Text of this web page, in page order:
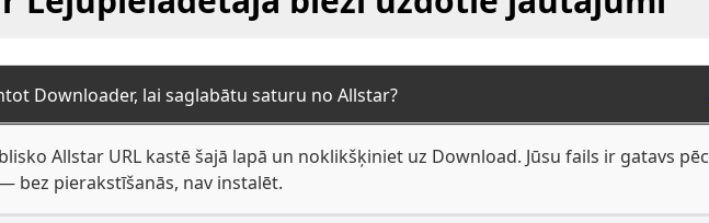
Downloader, lai saglabātu saturu no Allstar?
Allstar URL kastē šajā lapā un noklikšķiniet uz Download. Jūsu fails ir gatavs pēc
bez pierakstīšanās, nav instalēt.